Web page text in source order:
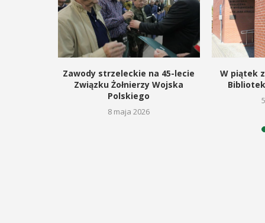
Zawody strzeleckie na 45-lecie
Związku Żołnierzy Wojska
Polskiego
8 maja 2026
W piątek
i Sportu oraz Urząd ...
POKAŻ SZCZEGÓŁY